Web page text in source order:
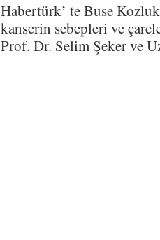
Habertürk’ te Buse
kanserin sebepleri ve
Prof. Dr. Selim Şeker ve